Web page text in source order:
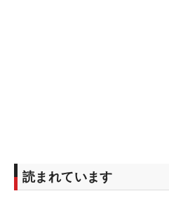
読まれています